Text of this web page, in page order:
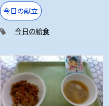
今日の献立
今日の給食